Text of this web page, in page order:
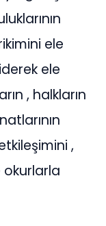
ele
ele
, halkların
,